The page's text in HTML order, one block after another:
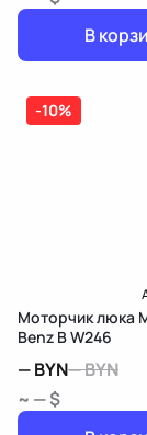
В
-10%
Моторчик люка
Benz B W246
—BYN—BYN
~ — $